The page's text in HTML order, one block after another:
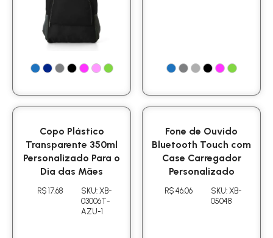
Copo Plástico
Transparente 350ml
Personalizado Para o
Dia das Mães
R$ 17.68
SKU: XB-
03006T-
AZU-1
Fone de Ouvido
Bluetooth Touch com
Case Carregador
Personalizado
R$ 46.06
SKU: XB-
05048